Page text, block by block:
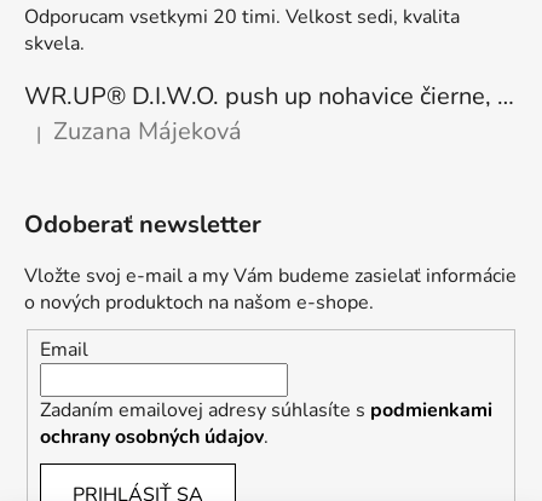
Odporucam vsetkymi 20 timi. Velkost sedi, kvalita
skvela.
WR.UP® D.I.W.O. push up nohavice čierne, zateplené, regular pás, WRUP1RF444, N
Hodnotenie produktu je 5 z 5 hviezdičiek.
| Zuzana Májeková
Odoberať newsletter
Vložte svoj e-mail a my Vám budeme zasielať informácie
o nových produktoch na našom e-shope.
Email
Zadaním emailovej adresy súhlasíte s podmienkami
ochrany osobných údajov.
PRIHLÁSIŤ SA